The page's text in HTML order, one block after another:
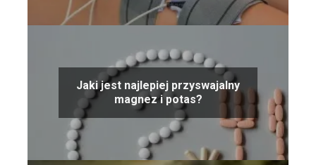
Jaki jest najlepiej przyswajalny
magnez i potas?